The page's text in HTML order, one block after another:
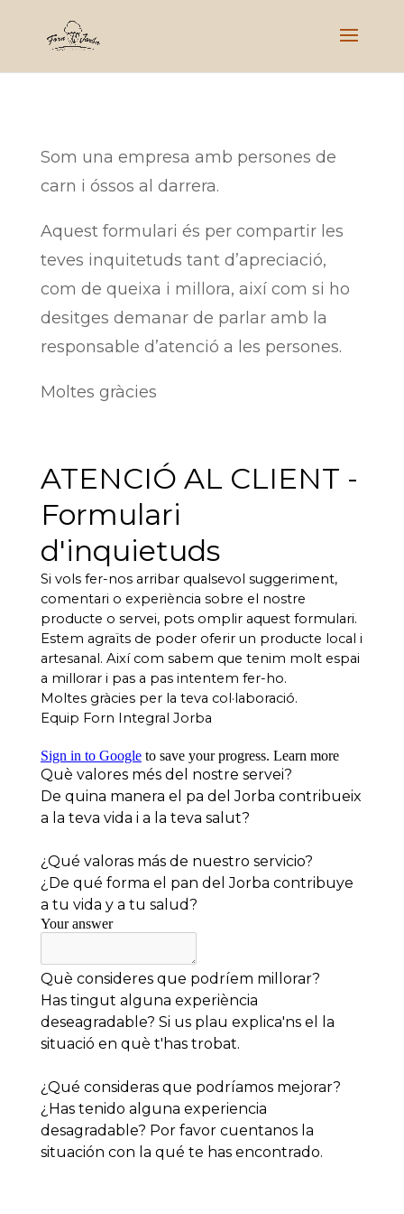
Som una empresa amb persones de
carn i óssos al darrera.
Aquest formulari és per compartir les
teves inquitetuds tant d’apreciació,
com de queixa i millora, així com si ho
desitges demanar de parlar amb la
responsable d’atenció a les persones.
Moltes gràcies